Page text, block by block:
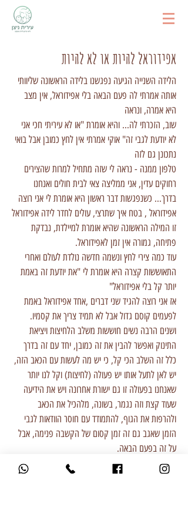
אפידוראל להיות או לא להיות
הלידה השנייה הגיעה נפגשנו בלידה הראשונה שליוותי
אותה אמרתי לה פעם הבאה בלי אפידוראל, אין מצב
היא אמרה, ונראה
שוב, הזכרתי לה... והיא אומרת "או לא עיריתי חכי אני
לא יודעת לגבי זה" אוקי אמרתי אין לחץ כמובן אבל בואי
נתכונן גם לזה
טלפון ממנה - נראה לי שזה מתחיל למרות שהצירים
רחוקים עדין, אני ממליצה צאי לבית חולים ואנחנו
בדרך... כשנפגשות דבר ראשון היא אומרת לי אני רוצה
אפידוראל , בטח איך שתרצי, עולים לחדר לידה אפידוראל
זו המילה הראשונה שהיא אומרת למיילדת, נבדקת
פתיחה, גמורה אין זמן לאפידוראל.
עוד כמה צירי לחץ ונשמה חדשה נולדת לעולם ואחרי
התאוששות קצרה היא אומרת לי "את יודעת זה באמת
יותר קל בלי אפידוראל"
אז אני רוצה להגיד שני דברים ,אחד אפידוראל באמת
לפעמים קוסם גדול אבל לא תמיד צריך את קסמיו.
ושנים הרבה נשים חוששות משלב הלחיצות ויציאת
התינוק ואפשר להבין את זה כמובן, יחד עם זה בדרך
כלל זה השלב הכי קל, כי יש מה לעשות עם הכאב הזה,
יש לאן לתעל אותו יש פעולה (לחיצות) וקל לנו יותר
שאנחנו בפעולה זו גם ישורת אחרונה ויש את הידיעה
שעוד קצת וזה נגמר, בשונה, מלהכיל את הכאב
ולהרפות את הגוף, להתמודד עם חוסר הוודאות לגבי
הזמן שאגב גם זה זמן קסום של הקשבה פנימה, אבל
על זה בפעם הבאה.
ושוב כמו בכל פעם אני מגלה שלידה זו חוויה, אדירה
ומסע קסום.